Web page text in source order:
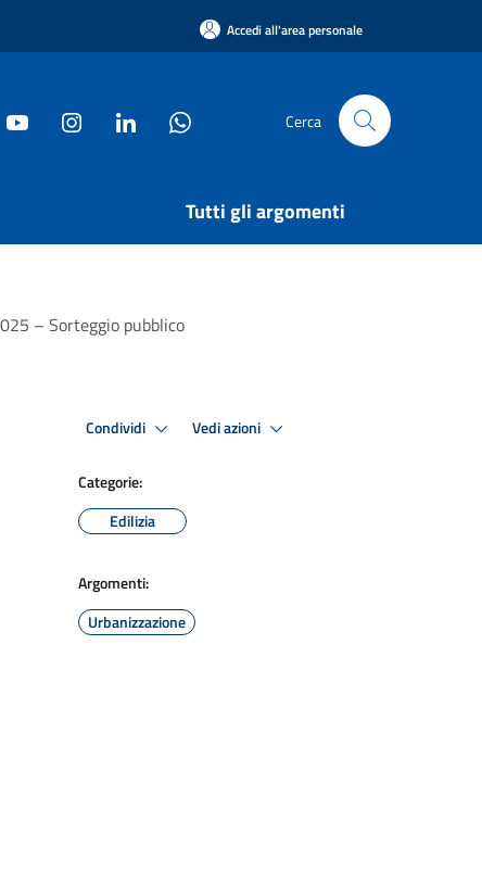
Accedi all'area personale
Cerca
Tutti gli argomenti
– Sorteggio pubblico
Condividi Vedi azioni
Categorie:
Edilizia
Argomenti:
Urbanizzazione